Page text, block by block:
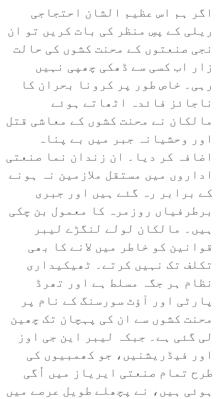
اگر ہم اس عظیم الشان احتجاجی
ریلی کے پسِ منظر کی بات کریں تو ان
نجی صنعتوں کے محنت کشوں کی حالت
زار اب کسی سے ڈھکی چھپی نہیں
رہی۔ خاص طور پر کرونا بحران کا
ناجائز فائدہ اٹھاتے ہوئے
مالکان نے محنت کشوں کے معاشی قتل
اور وحشیانہ جبر میں بے پناہ
اضافہ کر دیا۔ ان زندان نما صنعتی
اداروں میں مستقل ملازمین نہ ہونے
کے برابر رہ گئے ہیں اور جبری
برطرفیاں روزمرہ کا معمول بن چکی
ہیں۔ مالکان لولے لنگڑے لیبر
قوانین کو خاطر میں لانے کا بھی
تکلف تک نہیں کرتے۔ ٹھیکیداری
نظام ہر جگہ مسلط ہے اور تھرڈ
پارٹی اور آؤٹ سورسنگ کے نام پر
محنت کشوں سے ان کی پہچان تک چھین
لی گئی ہے۔ جبکہ لیبر این جی اوز
اور فیڈریشنیں، جو کھمبیوں کی
طرح تمام صنعتی ایریاز میں اُگی
ہوئی ہیں، نے پچھلے طویل عرصے میں